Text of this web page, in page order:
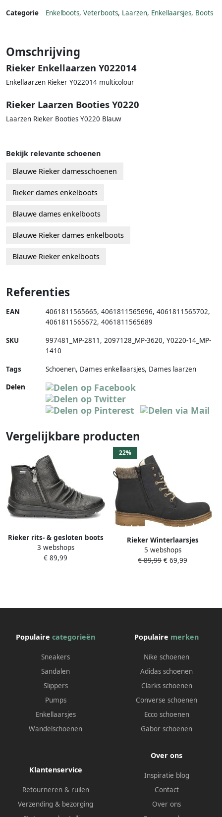
Categorie Enkelboots, Veterboots, Laarzen, Enkellaarsjes, Boots
Omschrijving
Rieker Enkellaarzen Y022014
Enkellaarzen Rieker Y022014 multicolour
Rieker Laarzen Booties Y0220
Laarzen Rieker Booties Y0220 Blauw
Bekijk relevante schoenen
Blauwe Rieker damesschoenen
Rieker dames enkelboots
Blauwe dames enkelboots
Blauwe Rieker dames enkelboots
Blauwe Rieker enkelboots
Referenties
EAN 4061811565665, 4061811565696, 4061811565702,
4061811565672, 4061811565689
SKU 997481_MP-2811 , 2097128_MP-3620, Y0220-14_MP-
1410
Tags
Schoenen, Dames enkellaarsjes, Dames laarzen
Delen
Vergelijkbare producten
Rieker rits- & gesloten boots
3 webshops
€ 89,99
22%
Rieker Winterlaarsjes
veterschoenen enkellaars
met waterafstotende tex-
5 webshops
€ 89,99 € 69,99
Populaire categorieën
Sneakers
Sandalen
Slippers
Pumps
Enkellaarsjes
Wandelschoenen
Populaire merken
Nike schoenen
Adidas schoenen
Clarks schoenen
Converse schoenen
Ecco schoenen
Gabor schoenen
Klantenservice
Retourneren & ruilen
Verzending & bezorging
Over ons
Inspiratie blog
Contact
Over ons